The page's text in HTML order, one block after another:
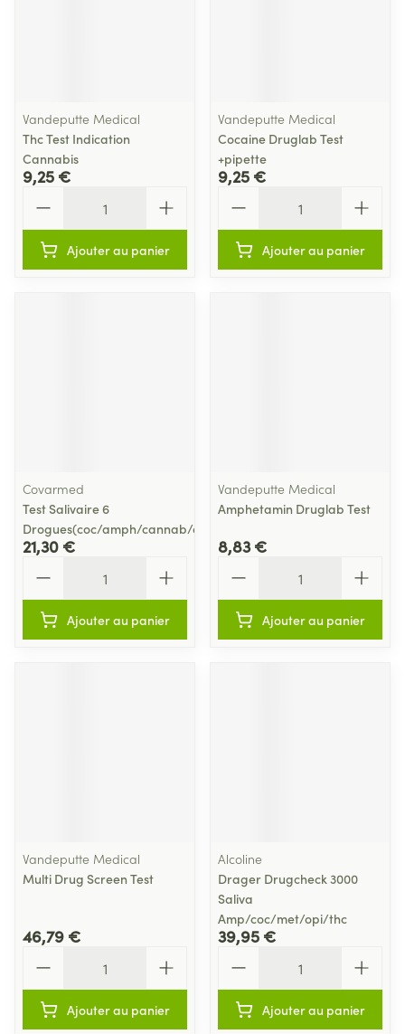
Vandeputte Medical
Thc Test Indication
Cannabis
9,25 €
Ajouter au panier
Vandeputte Medical
Cocaine Druglab Test
+pipette
9,25 €
Ajouter au panier
Covarmed
Test Salivaire 6
Drogues(coc/amph/cannab/opiat/xtc
21,30 €
Ajouter au panier
Vandeputte Medical
Amphetamin Druglab Test
8,83 €
Ajouter au panier
Vandeputte Medical
Multi Drug Screen Test
46,79 €
Ajouter au panier
Alcoline
Drager Drugcheck 3000
Saliva
Amp/coc/met/opi/thc
39,95 €
Ajouter au panier